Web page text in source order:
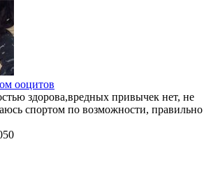
ооцитов
здорова,вредных привычек нет, не
спортом по возможности, правильно